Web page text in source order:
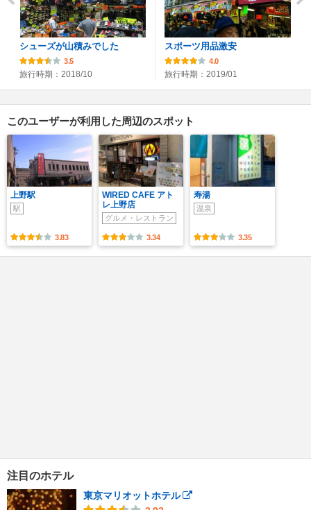
シューズが山積みでした
3.5
旅行時期：2018/10
スポーツ用品激安
4.0
旅行時期：2019/01
このユーザーが利用した周辺のスポット
上野駅
駅
3.83
WIRED CAFE アト
レ上野店
グルメ・レストラン
3.34
寿湯
温泉
3.35
注目のホテル
東京マリオットホテル